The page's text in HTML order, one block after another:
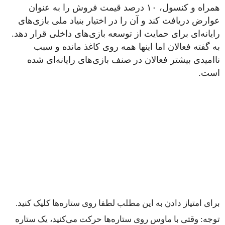
همراه و کنسول، ۱۰ درصد قیمت فروش را به عنوان
عوارض دریافت کند و آن را در اختیار بنیاد ملی بازی‌های
رایانه‌ای برای حمایت از توسعه بازی‌های داخلی قرار دهد.
به گفته فعالان اما اینها همه روی کاغذ مانده و سبب
ناامیدی بیشتر فعالان در صنف بازی‌های رایانه‌ای شده
است.
برای امتیاز دادن به این مطلب لطفا روی ستاره‌ها کلیک کنید.
توجه: وقتی با ماوس روی ستاره‌ها حرکت می‌کنید، یک ستاره